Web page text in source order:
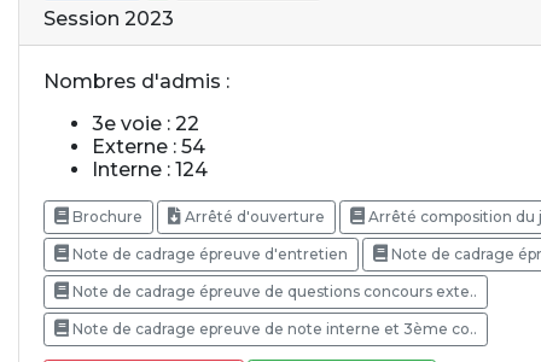
Session 2023
Nombres d'admis :
3e voie : 22
Externe : 54
Interne : 124
Brochure Arrêté d'ouverture Arrêté composition du
Note de cadrage épreuve d'entretien Note de cadrage
Note de cadrage épreuve de questions concours exte..
Note de cadrage epreuve de note interne et 3ème co..